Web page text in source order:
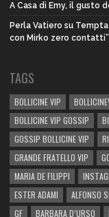
A Casa di Emy, il gusto
Perla Vatiero su
con Mirko zero contatti”
TAGS
BOLLICINE VIP
BOLLICINE VIP GOSSIP
GOSSIP BOLLICINE VIP
GRANDE FRATELLO VIP
MARIA DE FILIPPI
ESTER ADAMI
ALFONSO
GF
BARBARA D’URSO